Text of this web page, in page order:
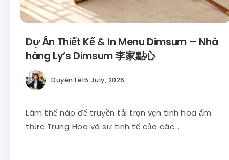
Dự Án Thiết Kế & In Menu Dimsum – Nhà
hàng Ly’s Dimsum 李家點心
Duyên Lê15 July, 2026
Làm thế nào để truyền tải trọn vẹn tinh hoa ẩm
thực Trung Hoa và sự tinh tế của các...